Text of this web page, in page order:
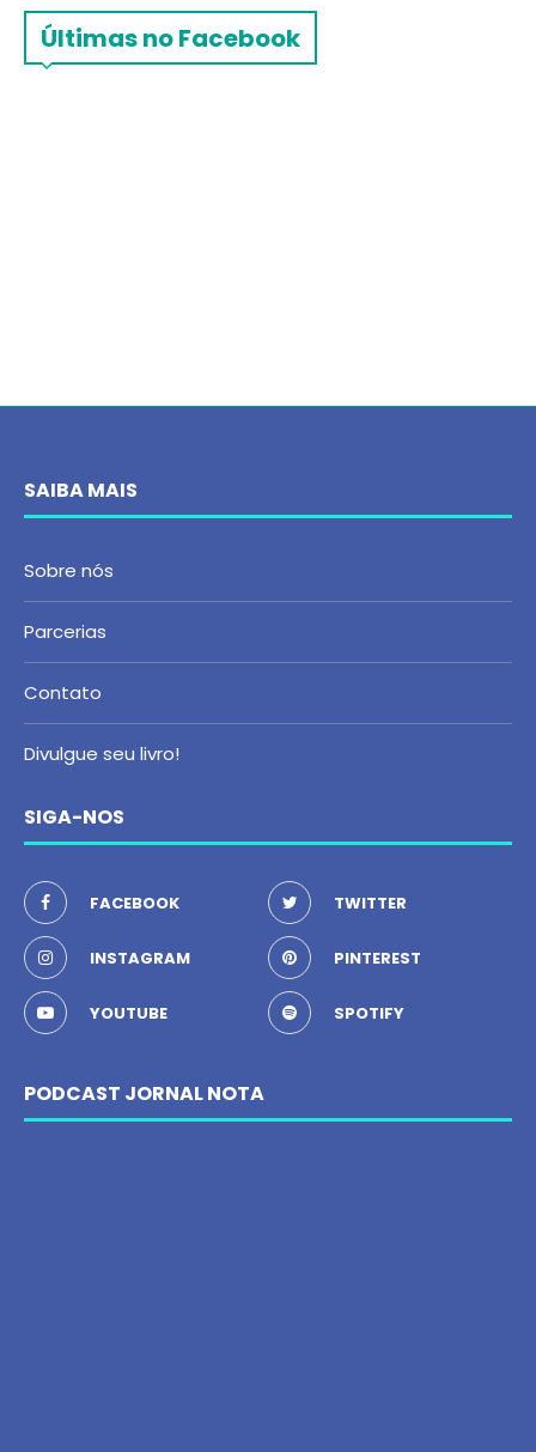
Últimas no Facebook
SAIBA MAIS
Sobre nós
Parcerias
Contato
Divulgue seu livro!
SIGA-NOS
FACEBOOK TWITTER
INSTAGRAM PINTEREST
YOUTUBE SPOTIFY
PODCAST JORNAL NOTA